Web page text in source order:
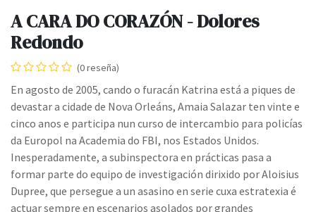
A CARA DO CORAZÓN - Dolores
Redondo
(0 reseña)
En agosto de 2005, cando o furacán Katrina está a piques de
devastar a cidade de Nova Orleáns, Amaia Salazar ten vinte e
cinco anos e participa nun curso de intercambio para policías
da Europol na Academia do FBI, nos Estados Unidos.
Inesperadamente, a subinspectora en prácticas pasa a
formar parte do equipo de investigación dirixido por Aloisius
Dupree, que persegue a un asasino en serie cuxa estratexia é
actuar sempre en escenarios asolados por grandes